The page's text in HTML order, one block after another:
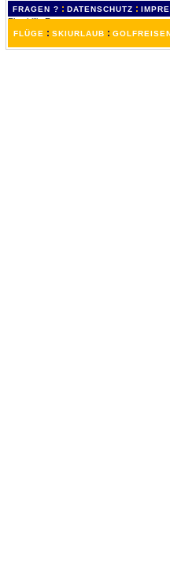
FRAGEN ? : DATENSCHUTZ :
FLÜGE : SKIURLAUB :